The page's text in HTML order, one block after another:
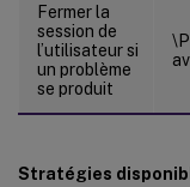
Fermer la
session de
l’utilisateur si
un problème
se produit
Stratégies